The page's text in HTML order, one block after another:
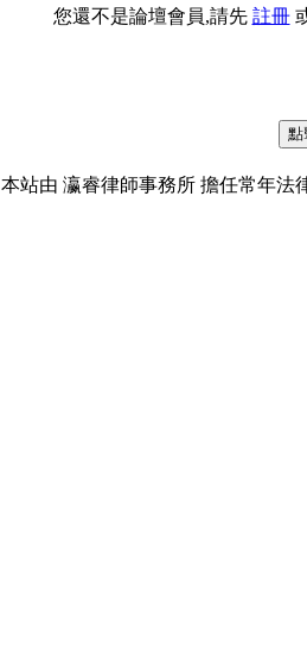
您還不是論壇會員,請先 註冊
本站由 瀛睿律師事務所 擔任常年法